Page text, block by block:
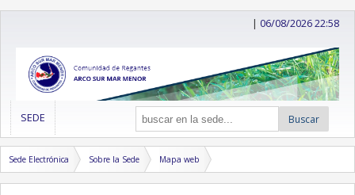
|06/08/2026 22:58
SEDE Buscar
Sede Electrónica Sobre la Sede Mapa web